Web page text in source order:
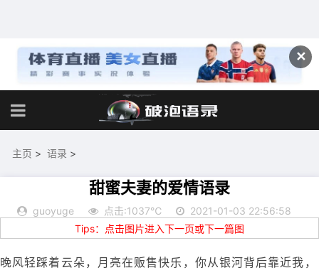
✕
主页 > 语录 >
甜蜜夫妻的爱情语录
guoyuge 点击:1037℃
2021-01-03 22:56:58
Tips：点击图片进入下一页或下一篇图
晚风轻踩着云朵，月亮在贩售快乐，你从银河背后靠近我，